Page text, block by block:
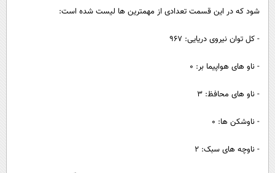
شود که در این قسمت تعدادی از مهمترین ها لیست شده است:
- کل توان نیروی دریایی: 967
- ناو های هواپیما بر: 0
- ناو های محافظ: 3
- ناوشکن ها: 0
- ناوچه های سبک: 2